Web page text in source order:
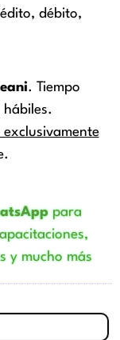
débito,
. Tiempo
exclusivamente
para
y mucho más